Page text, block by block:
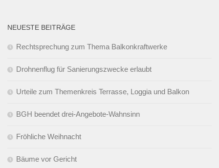
NEUESTE BEITRÄGE
Rechtsprechung zum Thema Balkonkraftwerke
Drohnenflug für Sanierungszwecke erlaubt
Urteile zum Themenkreis Terrasse, Loggia und Balkon
BGH beendet drei-Angebote-Wahnsinn
Fröhliche Weihnacht
Bäume vor Gericht